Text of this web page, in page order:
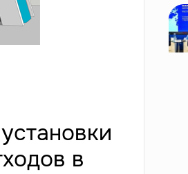
в